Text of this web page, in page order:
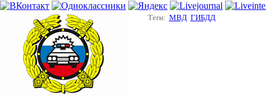
Теги: МВД ГИБДД